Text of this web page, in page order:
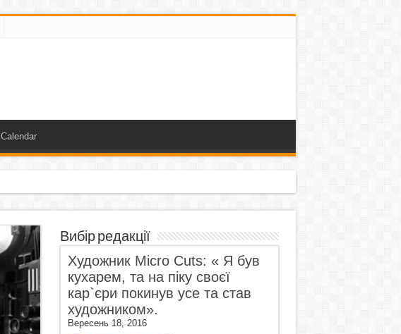
Calendar
Вибір редакції
Художник Micro Cuts: « Я був
кухарем, та на піку своєї
кар`єри покинув усе та став
художником».
Вересень 18, 2016